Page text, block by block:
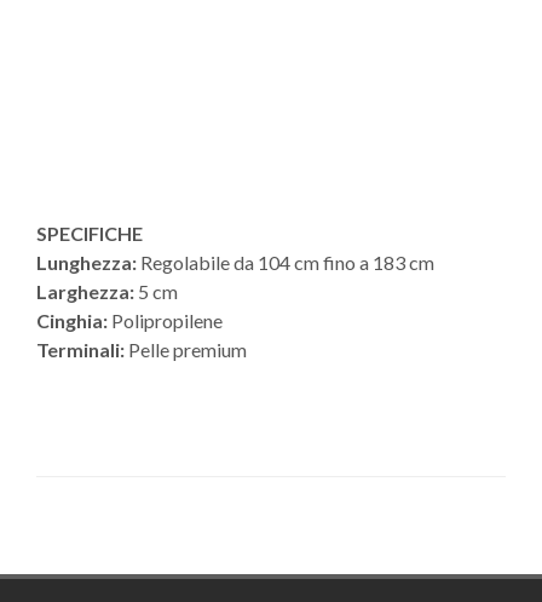
SPECIFICHE
Lunghezza: Regolabile da 104 cm fino a 183 cm
Larghezza: 5 cm
Cinghia: Polipropilene
Terminali: Pelle premium